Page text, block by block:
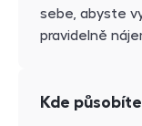
sebe, abyste
pravidelně
Kde